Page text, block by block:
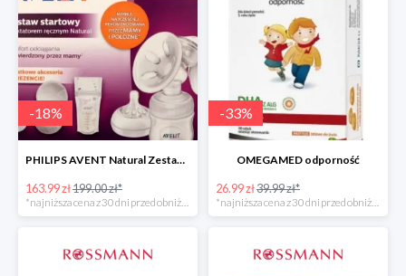
-18%
PHILIPS AVENT Natural Zestaw Startowy
163.99 zł199.00 zł*
*najniższa cena z 30 dni przed obniżką
-33%
OMEGAMED odporność
26.99 zł39.99 zł*
*najniższa cena z 30 dni przed obniżką